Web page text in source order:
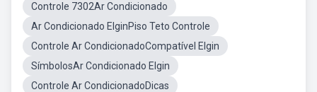
Controle 7302Ar Condicionado
Ar Condicionado ElginPiso Teto Controle
Controle Ar CondicionadoCompatível Elgin
SímbolosAr Condicionado Elgin
Controle Ar CondicionadoDicas